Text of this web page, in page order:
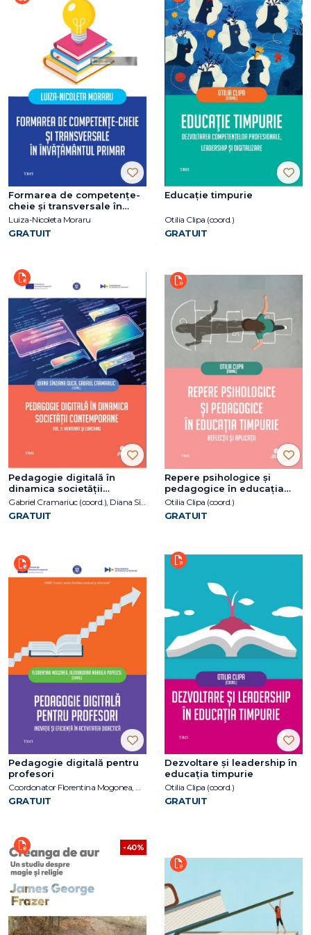
Formarea de competențe-
cheie și transversale în
învățământul primar
Luiza-Nicoleta Moraru
GRATUIT
Educație timpurie
Otilia Clipa (coord.)
GRATUIT
Pedagogie digitală în
dinamica societății
contemporane
Gabriel Cramariuc (coord.), Diana Sînziana Duca (coord.)
GRATUIT
Repere psihologice și
pedagogice în educația
timpurie
Otilia Clipa (coord.)
GRATUIT
Pedagogie digitală pentru
profesori
Coordonator Florentina Mogonea, Coordonator Alexandrina Mihaela Popescu
GRATUIT
Dezvoltare și leadership în
educația timpurie
Otilia Clipa (coord.)
GRATUIT
-40%